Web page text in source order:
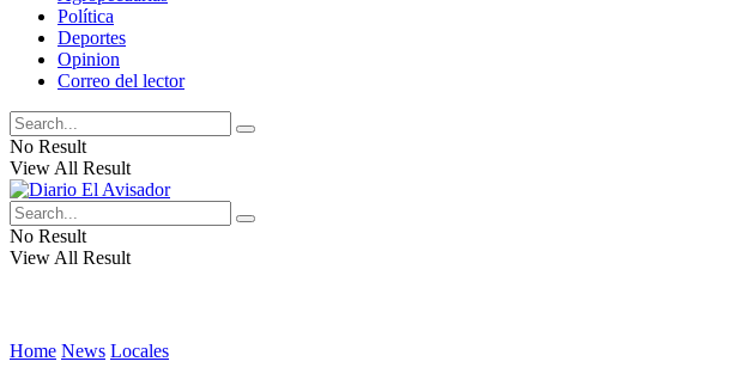
Política
Deportes
Opinion
Correo del lector
No Result
View All Result
No Result
View All Result
Home News Locales